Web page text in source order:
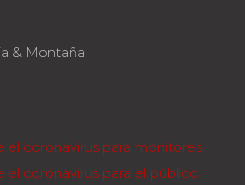
& Montaña
el coronavirus para monitores
el coronavirus para el público